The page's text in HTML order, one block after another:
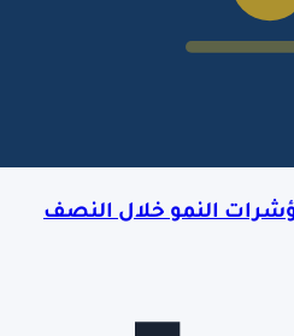
النمو خلال النصف